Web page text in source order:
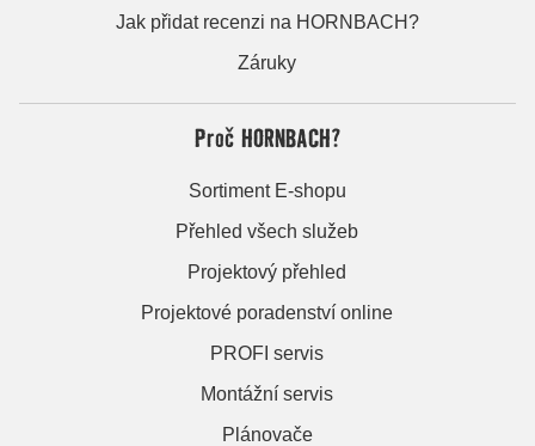
Jak přidat recenzi na HORNBACH?
Záruky
Proč HORNBACH?
Sortiment E-shopu
Přehled všech služeb
Projektový přehled
Projektové poradenství online
PROFI servis
Montážní servis
Plánovače